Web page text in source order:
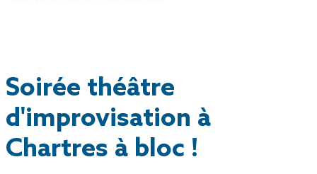
Soirée théâtre
d'improvisation à
Chartres à bloc !